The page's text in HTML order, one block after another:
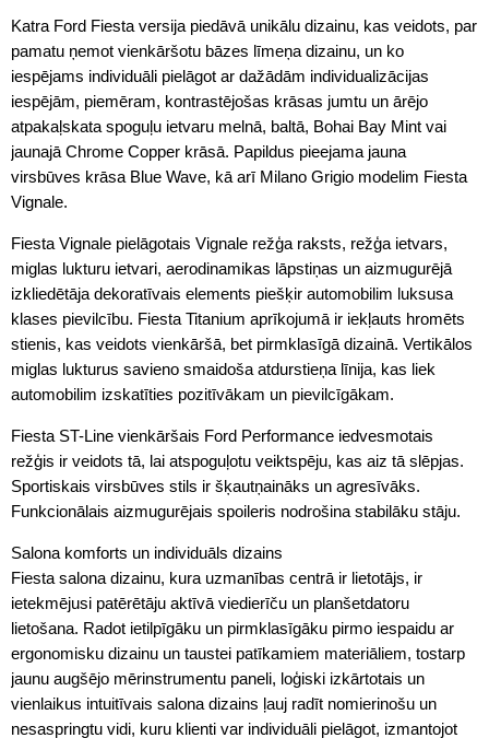
Katra Ford Fiesta versija piedāvā unikālu dizainu, kas veidots, par
pamatu ņemot vienkāršotu bāzes līmeņa dizainu, un ko
iespējams individuāli pielāgot ar dažādām individualizācijas
iespējām, piemēram, kontrastējošas krāsas jumtu un ārējo
atpakaļskata spoguļu ietvaru melnā, baltā, Bohai Bay Mint vai
jaunajā Chrome Copper krāsā. Papildus pieejama jauna
virsbūves krāsa Blue Wave, kā arī Milano Grigio modelim Fiesta
Vignale.
Fiesta Vignale pielāgotais Vignale režģa raksts, režģa ietvars,
miglas lukturu ietvari, aerodinamikas lāpstiņas un aizmugurējā
izkliedētāja dekoratīvais elements piešķir automobilim luksusa
klases pievilcību. Fiesta Titanium aprīkojumā ir iekļauts hromēts
stienis, kas veidots vienkāršā, bet pirmklasīgā dizainā. Vertikālos
miglas lukturus savieno smaidoša atdurstieņa līnija, kas liek
automobilim izskatīties pozitīvākam un pievilcīgākam.
Fiesta ST-Line vienkāršais Ford Performance iedvesmotais
režģis ir veidots tā, lai atspoguļotu veiktspēju, kas aiz tā slēpjas.
Sportiskais virsbūves stils ir šķautņaināks un agresīvāks.
Funkcionālais aizmugurējais spoileris nodrošina stabilāku stāju.
Salona komforts un individuāls dizains
Fiesta salona dizainu, kura uzmanības centrā ir lietotājs, ir
ietekmējusi patērētāju aktīvā viedierīču un planšetdatoru
lietošana. Radot ietilpīgāku un pirmklasīgāku pirmo iespaidu ar
ergonomisku dizainu un taustei patīkamiem materiāliem, tostarp
jaunu augšējo mērinstrumentu paneli, loģiski izkārtotais un
vienlaikus intuitīvais salona dizains ļauj radīt nomierinošu un
nesaspringtu vidi, kuru klienti var individuāli pielāgot, izmantojot